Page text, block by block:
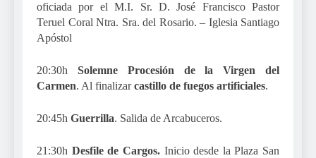
oficiada por el M.I. Sr. D. José Francisco Pastor
Teruel Coral Ntra. Sra. del Rosario. – Iglesia Santiago
Apóstol
20:30h Solemne Procesión de la Virgen del
Carmen. Al finalizarcastillo de fuegos artificiales.
20:45h Guerrilla. Salida de Arcabuceros.
21:30h Desfile de Cargos.Inicio desde la Plaza San